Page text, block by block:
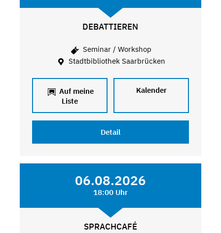
DEBATTIEREN
Seminar / Workshop
Stadtbibliothek Saarbrücken
Auf meine
Liste
Kalender
Detail
06.08.2026
18:00 Uhr
SPRACHCAFÉ